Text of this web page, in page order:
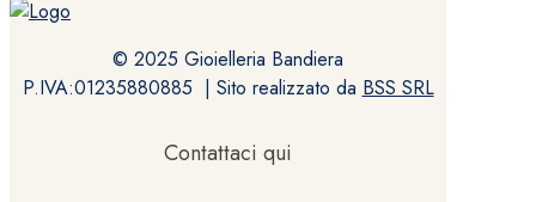
© 2025 Gioielleria Bandiera
P.IVA:01235880885 | Sito realizzato da BSS SRL
Contattaci qui